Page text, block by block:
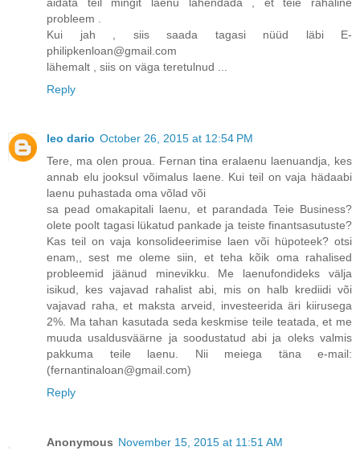
probleem .
Kui jah , siis saada tagasi nüüd läbi E-
philipkenloan@gmail.com
lähemalt , siis on väga teretulnud ...
Reply
leo dario October 26, 2015 at 12:54 PM
Tere, ma olen proua. Fernan tina eralaenu laenuandja, kes
annab elu jooksul võimalus laene. Kui teil on vaja hädaabi
laenu puhastada oma võlad või
sa pead omakapitali laenu, et parandada Teie Business?
olete poolt tagasi lükatud pankade ja teiste finantsasutuste?
Kas teil on vaja konsolideerimise laen või hüpoteek? otsi
enam,, sest me oleme siin, et teha kõik oma rahalised
probleemid jäänud minevikku. Me laenufondideks välja
isikud, kes vajavad rahalist abi, mis on halb krediidi või
vajavad raha, et maksta arveid, investeerida äri kiirusega
2%. Ma tahan kasutada seda keskmise teile teatada, et me
muuda usaldusväärne ja soodustatud abi ja oleks valmis
pakkuma teile laenu. Nii meiega täna e-mail:
(fernantinaloan@gmail.com)
Reply
Anonymous November 15, 2015 at 11:51 AM